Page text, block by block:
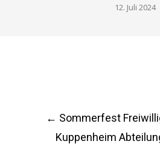
12. Juli 2024
Post
navigation
← Sommerfest
Kuppenheim